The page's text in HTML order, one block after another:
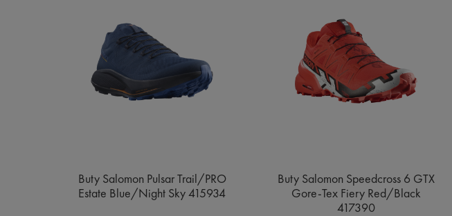
Buty Salomon Pulsar Trail/PRO
Estate Blue/Night Sky 415934
Buty Salomon Speedcross 6 GTX
Gore-Tex Fiery Red/Black
417390